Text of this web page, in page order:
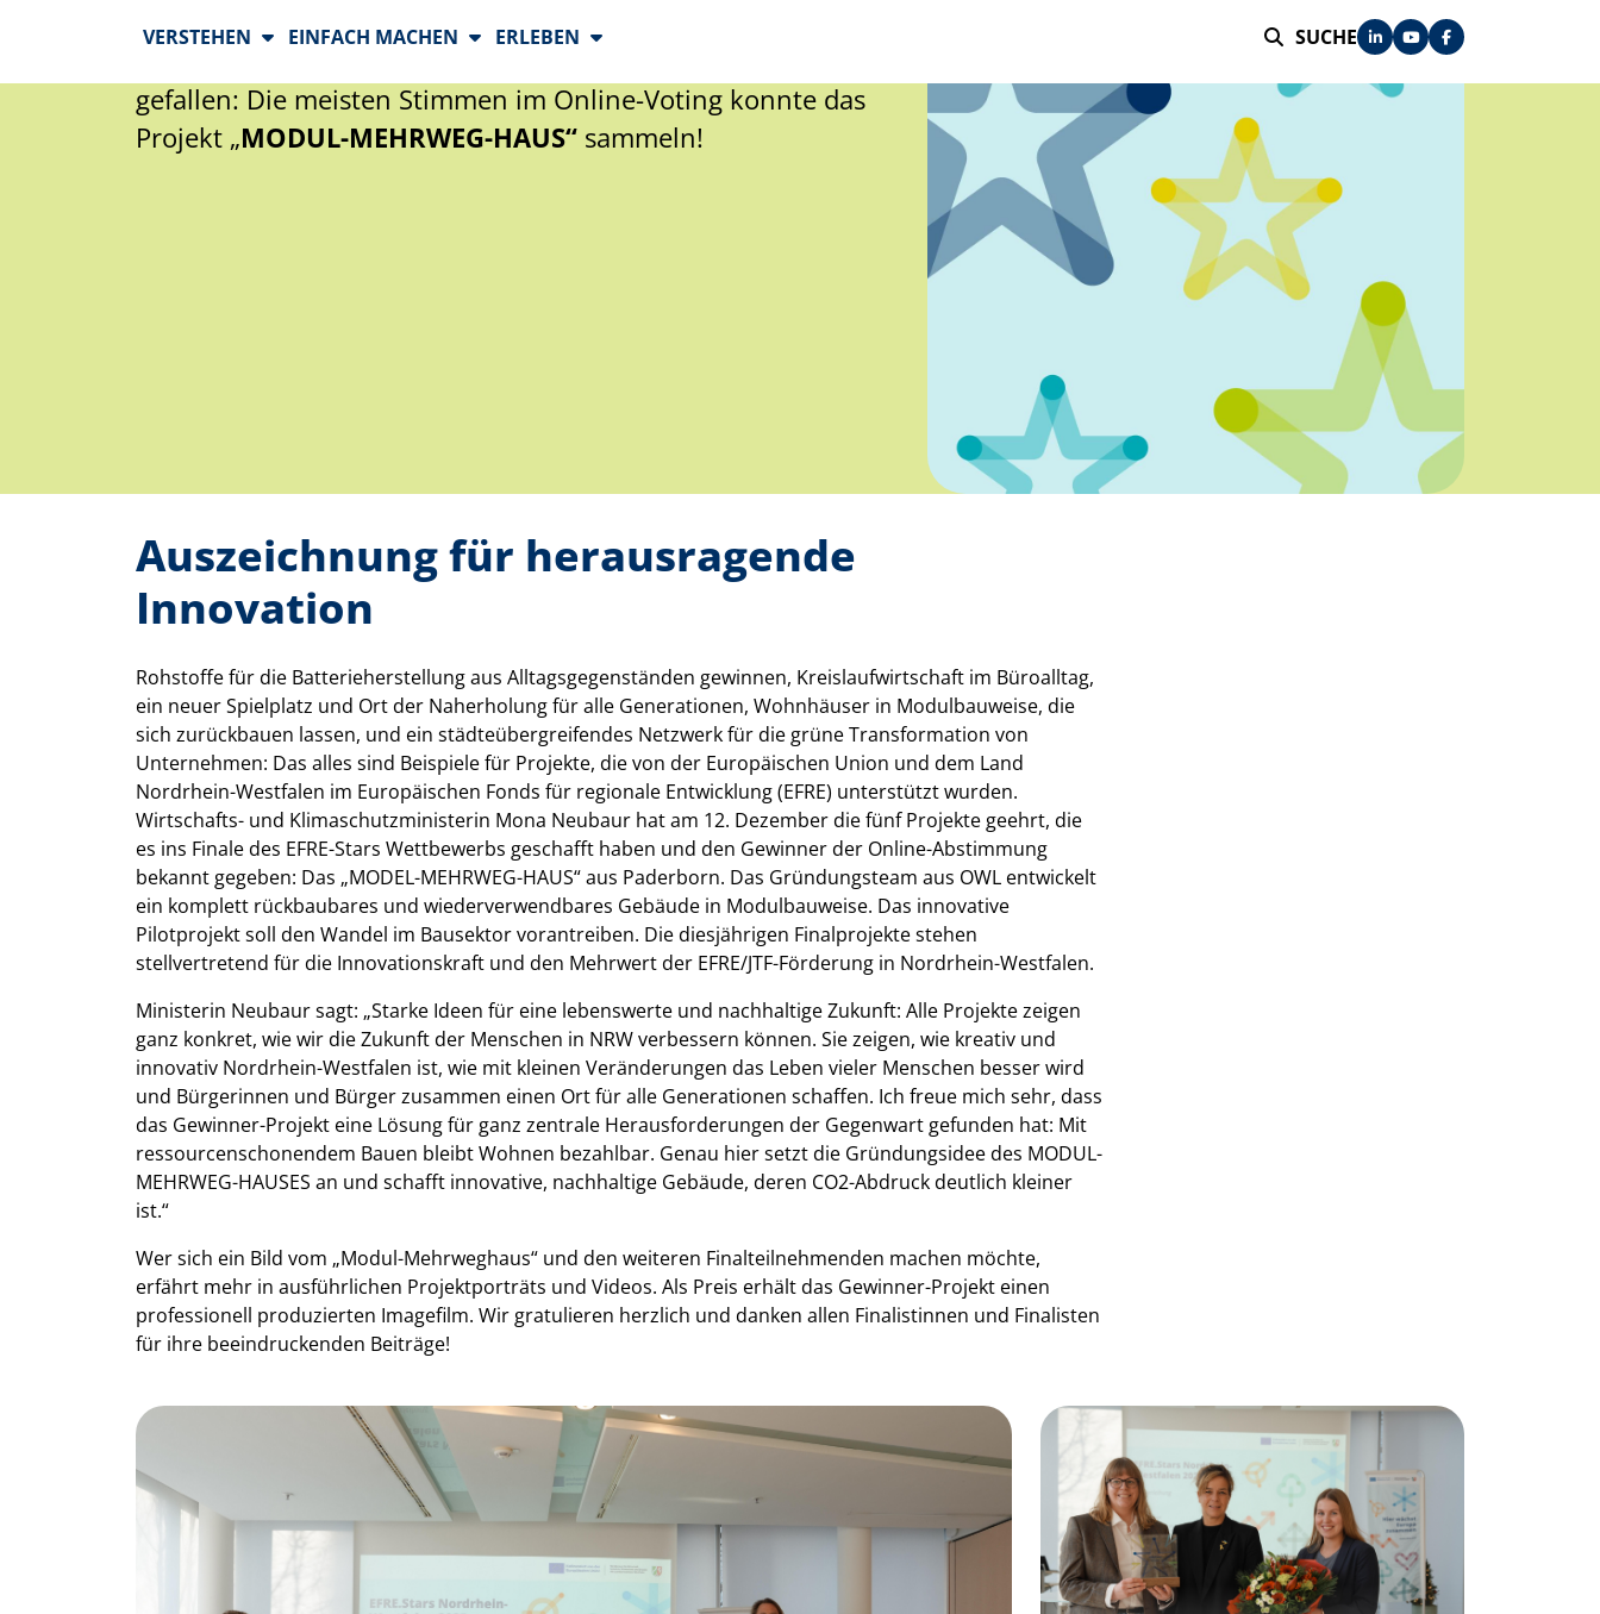
gefallen: Die meisten Stimmen im Online-Voting konnte das
Projekt „MODUL-MEHRWEG-HAUS“ sammeln!
Auszeichnung für herausragende
Innovation
Rohstoffe für die Batterieherstellung aus Alltagsgegenständen gewinnen, Kreislaufwirtschaft im Büroalltag,
ein neuer Spielplatz und Ort der Naherholung für alle Generationen, Wohnhäuser in Modulbauweise, die
sich zurückbauen lassen, und ein städteübergreifendes Netzwerk für die grüne Transformation von
Unternehmen: Das alles sind Beispiele für Projekte, die von der Europäischen Union und dem Land
Nordrhein-Westfalen im Europäischen Fonds für regionale Entwicklung (EFRE) unterstützt wurden.
Wirtschafts- und Klimaschutzministerin Mona Neubaur hat am 12. Dezember die fünf Projekte geehrt, die
es ins Finale des EFRE-Stars Wettbewerbs geschafft haben und den Gewinner der Online-Abstimmung
bekannt gegeben: Das „MODEL-MEHRWEG-HAUS“ aus Paderborn. Das Gründungsteam aus OWL entwickelt
ein komplett rückbaubares und wiederverwendbares Gebäude in Modulbauweise. Das innovative
Pilotprojekt soll den Wandel im Bausektor vorantreiben. Die diesjährigen Finalprojekte stehen
stellvertretend für die Innovationskraft und den Mehrwert der EFRE/JTF-Förderung in Nordrhein-Westfalen.
Ministerin Neubaur sagt: „Starke Ideen für eine lebenswerte und nachhaltige Zukunft: Alle Projekte zeigen
ganz konkret, wie wir die Zukunft der Menschen in NRW verbessern können. Sie zeigen, wie kreativ und
innovativ Nordrhein-Westfalen ist, wie mit kleinen Veränderungen das Leben vieler Menschen besser wird
und Bürgerinnen und Bürger zusammen einen Ort für alle Generationen schaffen. Ich freue mich sehr, dass
das Gewinner-Projekt eine Lösung für ganz zentrale Herausforderungen der Gegenwart gefunden hat: Mit
ressourcenschonendem Bauen bleibt Wohnen bezahlbar. Genau hier setzt die Gründungsidee des MODUL-
MEHRWEG-HAUSES an und schafft innovative, nachhaltige Gebäude, deren CO2-Abdruck deutlich kleiner
ist.“
Wer sich ein Bild vom „Modul-Mehrweghaus“ und den weiteren Finalteilnehmenden machen möchte,
erfährt mehr in ausführlichen Projektporträts und Videos. Als Preis erhält das Gewinner-Projekt einen
professionell produzierten Imagefilm. Wir gratulieren herzlich und danken allen Finalistinnen und Finalisten
für ihre beeindruckenden Beiträge!